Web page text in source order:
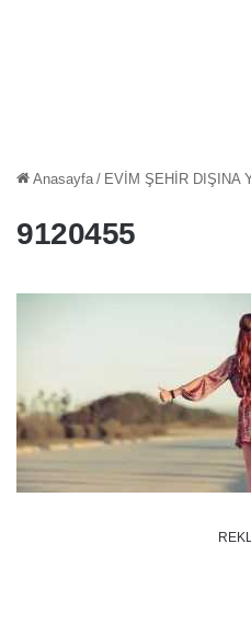
Anasayfa / EVİM ŞEHİR DIŞINA
9120455